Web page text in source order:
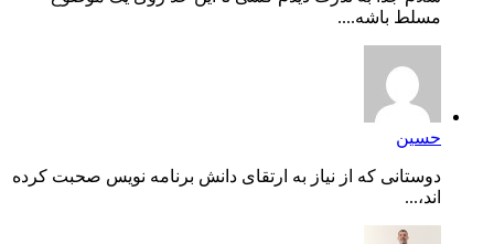
مسلط باشه....
حسین
دوستانی که از نیاز به ارتقای دانش برنامه نویس صحبت کرده
اند،...